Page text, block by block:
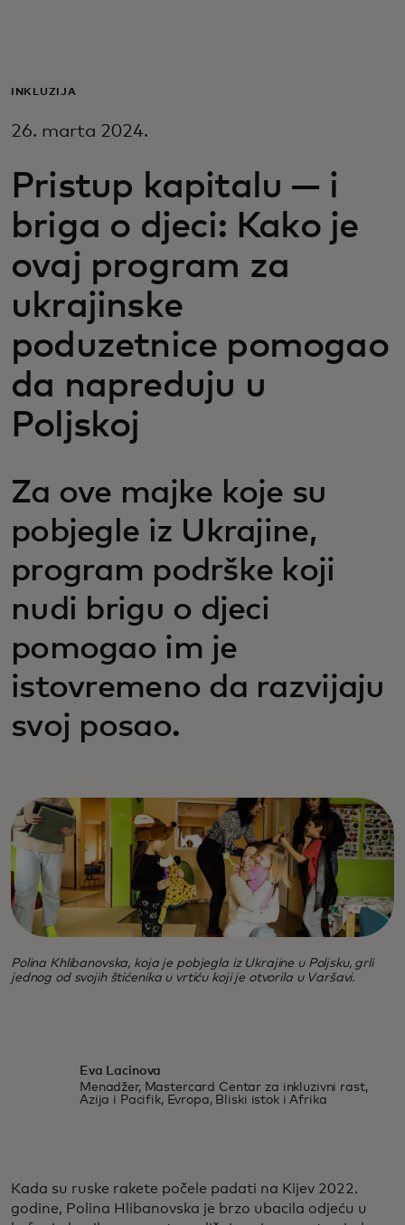
Za biznis
Za inovatore
Novosti i trendovi
INKLUZIJA
26. marta 2024.
Pristup kapitalu — i
briga o djeci: Kako je
ovaj program za
ukrajinske
poduzetnice pomogao
da napreduju u
Poljskoj
Za ove majke koje su
pobjegle iz Ukrajine,
program podrške koji
nudi brigu o djeci
pomogao im je
istovremeno da razvijaju
svoj posao.
Polina Khlibanovska, koja je pobjegla iz Ukrajine u Poljsku, grli
jednog od svojih štićenika u vrtiću koji je otvorila u Varšavi.
Eva Lacinova
Menadžer, Mastercard Centar za inkluzivni rast,
Azija i Pacifik, Evropa, Bliski istok i Afrika
Kada su ruske rakete počele padati na Kijev 2022.
godine, Polina Hlibanovska je brzo ubacila odjeću u